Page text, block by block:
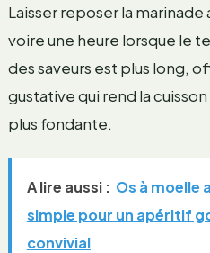
Laisser reposer la marinade
voire une heure lorsque le
des saveurs est plus long,
gustative qui rend la
plus fondante.
A lire aussi : Os à moelle
simple pour un apéritif
convivial